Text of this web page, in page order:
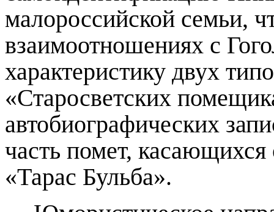
малороссийской семьи,
взаимоотношениях с
характеристику двух
«Старосветских
автобиографических
часть помет, касающихся
«Тарас Бульба».